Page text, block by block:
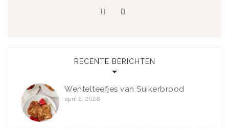
RECENTE BERICHTEN
Wentelteefjes van Suikerbrood
april 2, 2026